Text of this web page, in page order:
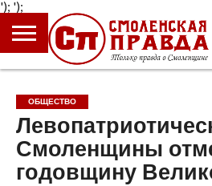
');
ГЛАВНАЯ
НОВОСТИ
ПРОИСШЕСТВИЯ
ПОЛИТИКА
КУЛЬТУРА
ЭКОНОМИКА
ОБЩЕСТВО
БЛОГИ
ОБЩЕСТВО
Смоленщины
годовщину
');